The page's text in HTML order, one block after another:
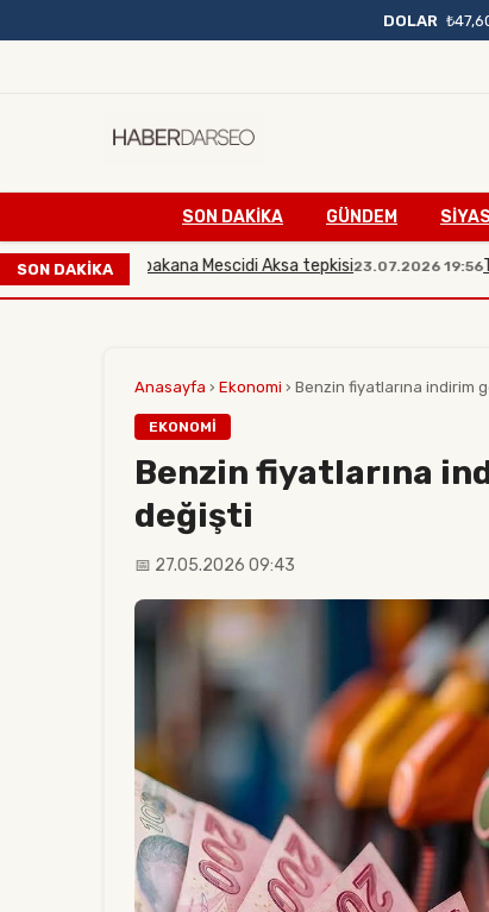
DOLAR
SON DAKIKA GÜNDEM
SON DAKİKA
İsrailli bakana Mescidi Aksa tepkisi23.07.2026 19:56Türkiye,
Anasayfa › Ekonomi › Benzin fiyatlarına indirim
EKONOMI
Benzin fiyatlarına
değişti
📅 27.05.2026 09:43